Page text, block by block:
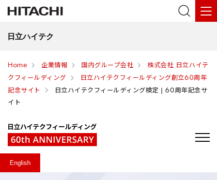
日立ハイテク
Home 企業情報 国内グループ会社
株式会社 日立ハイテ
クフィールディング
日立ハイテクフィールディング創立60周年
記念サイト
日立ハイテクフィールディング検定 | 60周年記念サ
イト
English